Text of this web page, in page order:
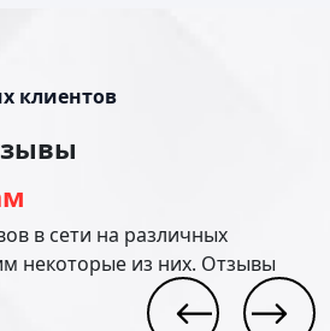
клиентов
в сети на различных
некоторые из них. Отзывы